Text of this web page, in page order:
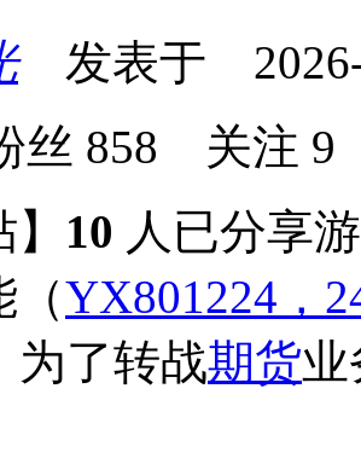
发表于 2026-
丝 858 关注 9
10 人已分享
（YX801224，
为了转战期货